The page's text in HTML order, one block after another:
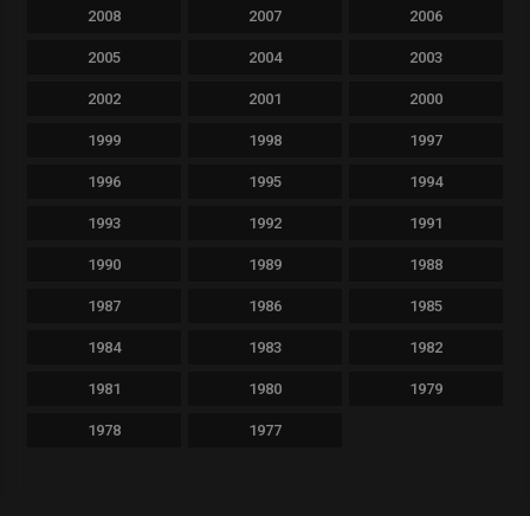
2008 2007 2006
2005 2004 2003
2002 2001 2000
1999 1998 1997
1996 1995 1994
1993 1992 1991
1990 1989 1988
1987 1986 1985
1984 1983 1982
1981 1980 1979
1978 1977